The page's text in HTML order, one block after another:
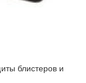
блистеров и